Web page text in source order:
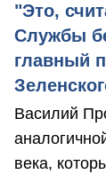
"Это,
Службы
главный
Василий
века,